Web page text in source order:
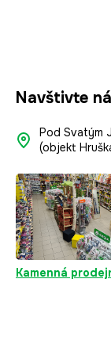
Navštivte
Pod Svatým
(objekt
Kamenná